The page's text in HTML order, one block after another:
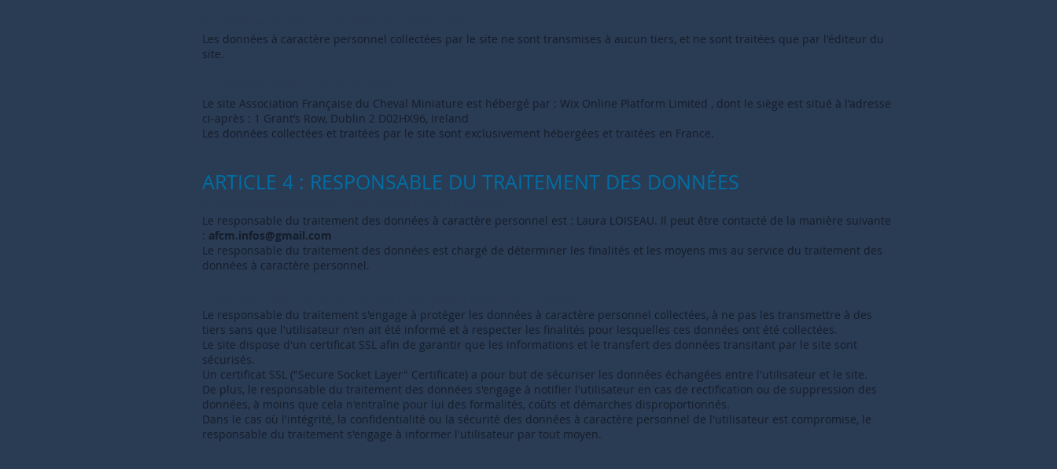
Les données à caractère personnel collectées par le site ne sont transmises à aucun tiers, et ne sont traitées que par l'éditeur du
site.
Le site Association Française du Cheval Miniature est hébergé par : Wix Online Platform Limited , dont le siège est situé à l'adresse
ci-après : 1 Grant’s Row, Dublin 2 D02HX96, Ireland
Les données collectées et traitées par le site sont exclusivement hébergées et traitées en France.
ARTICLE 4 : RESPONSABLE DU TRAITEMENT DES DONNÉES
Le responsable du traitement des données à caractère personnel est : Laura LOISEAU. Il peut être contacté de la manière suivante
: afcm.infos@gmail.com
Le responsable du traitement des données est chargé de déterminer les finalités et les moyens mis au service du traitement des
données à caractère personnel.
Le responsable du traitement s'engage à protéger les données à caractère personnel collectées, à ne pas les transmettre à des
tiers sans que l'utilisateur n'en ait été informé et à respecter les finalités pour lesquelles ces données ont été collectées.
Le site dispose d'un certificat SSL afin de garantir que les informations et le transfert des données transitant par le site sont
sécurisés.
Un certificat SSL ("Secure Socket Layer" Certificate) a pour but de sécuriser les données échangées entre l'utilisateur et le site.
De plus, le responsable du traitement des données s'engage à notifier l'utilisateur en cas de rectification ou de suppression des
données, à moins que cela n'entraîne pour lui des formalités, coûts et démarches disproportionnés.
Dans le cas où l'intégrité, la confidentialité ou la sécurité des données à caractère personnel de l'utilisateur est compromise, le
responsable du traitement s'engage à informer l'utilisateur par tout moyen.